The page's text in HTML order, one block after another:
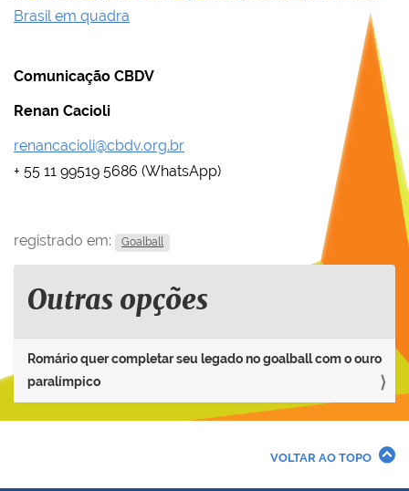
Brasil em quadra
Comunicação CBDV
Renan Cacioli
renancacioli@cbdv.org.br
+ 55 11 99519 5686 (WhatsApp)
registrado em: Goalball
Outras opções
Romário quer completar seu legado no goalball com o ouro
paralímpico
VOLTAR AO TOPO